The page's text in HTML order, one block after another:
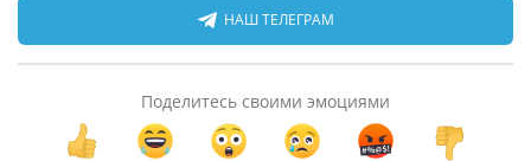
НАШ ТЕЛЕГРАМ
Поделитесь своими эмоциями